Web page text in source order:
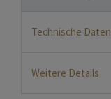
Technische Daten
Weitere Details